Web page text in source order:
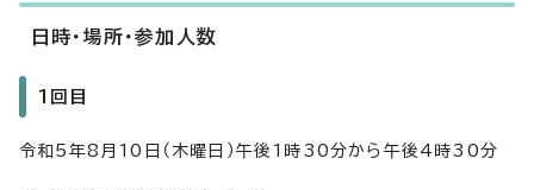
日時・場所・参加人数
1回目
令和5年8月10日（木曜日）午後1時30分から午後4時30分